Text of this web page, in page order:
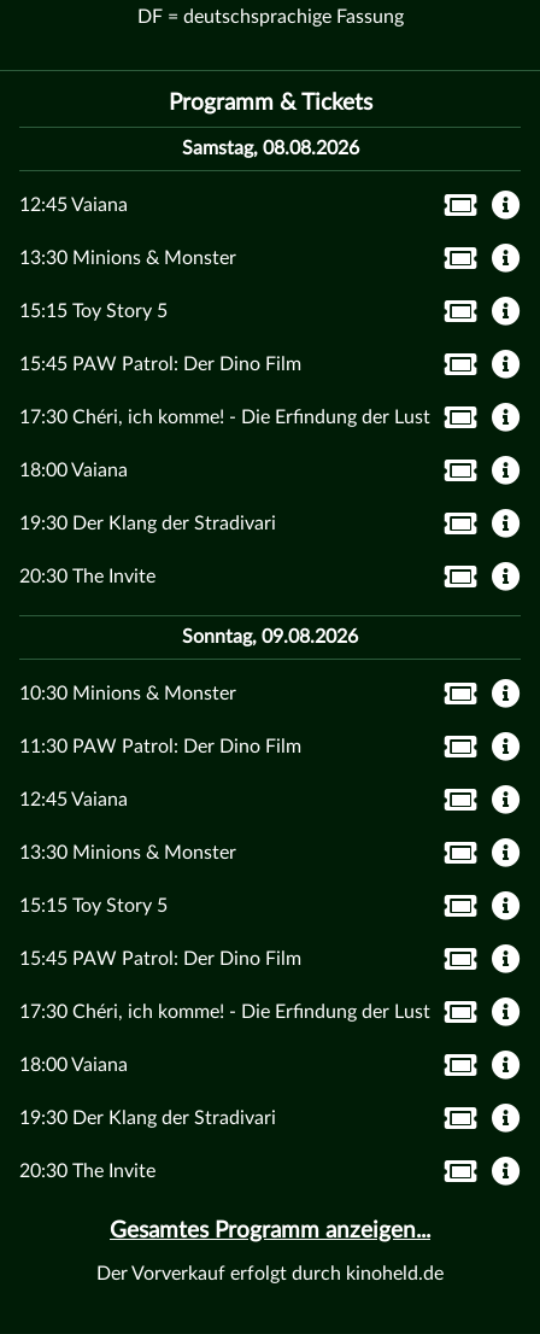
DF = deutschsprachige Fassung
Programm & Tickets
Samstag, 08.08.2026
12:45 Vaiana
13:30 Minions & Monster
15:15 Toy Story 5
15:45 PAW Patrol: Der Dino Film
17:30 Chéri, ich komme! - Die Erfindung der Lust
18:00 Vaiana
19:30 Der Klang der Stradivari
20:30 The Invite
Sonntag, 09.08.2026
10:30 Minions & Monster
11:30 PAW Patrol: Der Dino Film
12:45 Vaiana
13:30 Minions & Monster
15:15 Toy Story 5
15:45 PAW Patrol: Der Dino Film
17:30 Chéri, ich komme! - Die Erfindung der Lust
18:00 Vaiana
19:30 Der Klang der Stradivari
20:30 The Invite
Gesamtes Programm anzeigen...
Der Vorverkauf erfolgt durch kinoheld.de